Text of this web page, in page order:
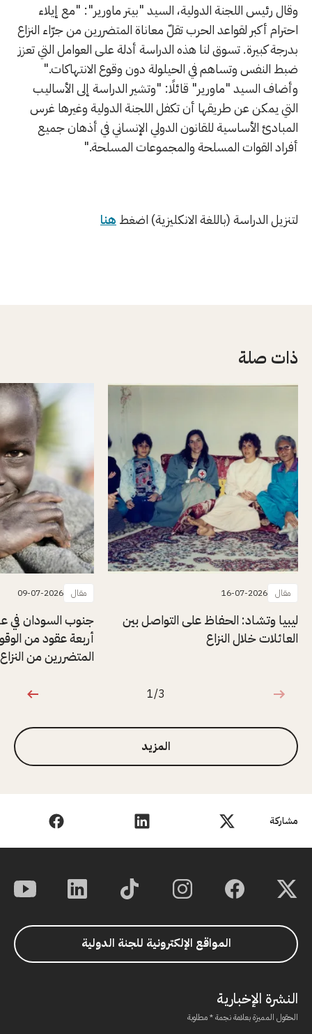
مشاركة
وقال رئيس اللجنة الدولية، السيد "بيتر ماورير": "مع إيلاء
احترام أكبر لقواعد الحرب تقلّ معاناة المتضررين من جرّاء النزاع
بدرجة كبيرة. تسوق لنا هذه الدراسة أدلة على العوامل التي تعزز
ضبط النفس وتساهم في الحيلولة دون وقوع الانتهاكات."
وأضاف السيد "ماورير" قائلًا: "وتشير الدراسة إلى الأساليب
التي يمكن عن طريقها أن تكفل اللجنة الدولية وغيرها غرس
المبادئ الأساسية للقانون الدولي الإنساني في أذهان جميع
أفراد القوات المسلحة والمجموعات المسلحة."
لتنزيل الدراسة (باللغة الانكليزية) اضغط هنا
ذات صلة
مقال 16-07-2026
ليبيا وتشاد: الحفاظ على التواصل بين
العائلات خلال النزاع
مقال 09-07-2026
جنوب السودان في
أربعة عقود من
المتضررين من النزاع
1 من 3
1/3
المزيد
المواقع الإلكترونية للجنة الدولية
النشرة الإخبارية
الحقول المميزة بعلامة نجمة * مطلوبة